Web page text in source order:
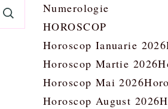
Numerologie
HOROSCOP
Horoscop Ianuarie 2026
Horoscop Martie 2026
Horoscop Mai 2026
Horoscop August 2026